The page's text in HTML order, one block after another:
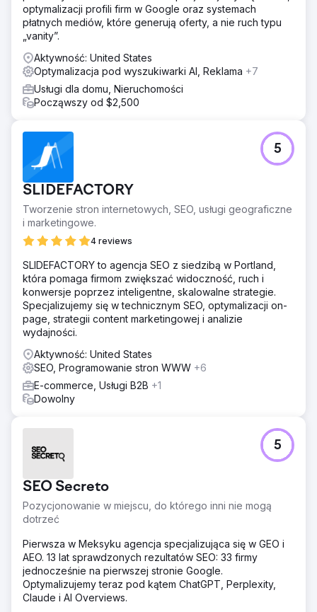
optymalizacji profili firm w Google oraz systemach
płatnych mediów, które generują oferty, a nie ruch typu
„vanity”.
Aktywność: United States
Optymalizacja pod wyszukiwarki AI, Reklama +7
Usługi dla domu, Nieruchomości
Począwszy od $2,500
SLIDEFACTORY
Tworzenie stron internetowych, SEO, usługi geograficzne
i marketingowe.
4 reviews
5
SLIDEFACTORY to agencja SEO z siedzibą w Portland,
która pomaga firmom zwiększać widoczność, ruch i
konwersje poprzez inteligentne, skalowalne strategie.
Specjalizujemy się w technicznym SEO, optymalizacji on-
page, strategii content marketingowej i analizie
wydajności.
Aktywność: United States
SEO, Programowanie stron WWW +6
E-commerce, Usługi B2B +1
Dowolny
SEO Secreto
Pozycjonowanie w miejscu, do którego inni nie mogą
dotrzeć
5
Pierwsza w Meksyku agencja specjalizująca się w GEO i
AEO. 13 lat sprawdzonych rezultatów SEO: 33 firmy
jednocześnie na pierwszej stronie Google.
Optymalizujemy teraz pod kątem ChatGPT, Perplexity,
Claude i AI Overviews.